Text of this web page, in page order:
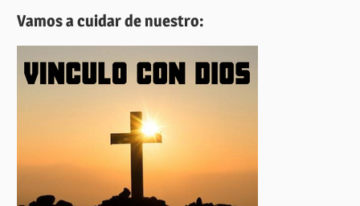
Vamos a cuidar de nuestro: